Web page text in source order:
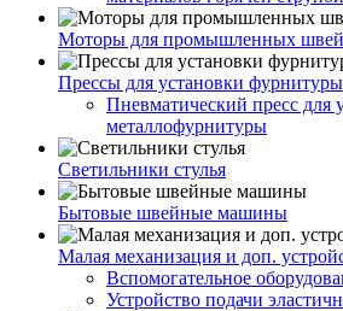
Моторы для промышленных
Прессы для установки фурнитуры
Пневматический пресс для
металлофурнитуры
Светильники стулья
Бытовые швейные машины
Малая механизация и доп.
Вспомогательное
Устройство подачи